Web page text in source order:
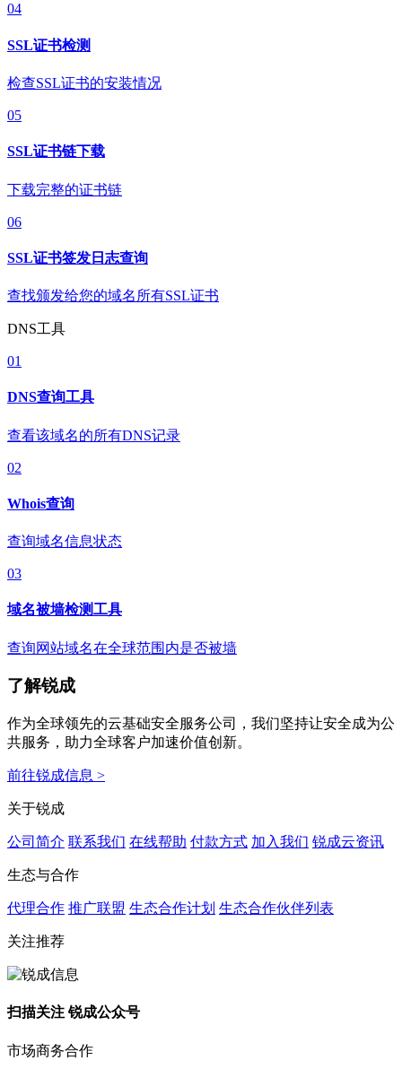
04
SSL证书检测
检查SSL证书的安装情况
05
SSL证书链下载
下载完整的证书链
06
SSL证书签发日志查询
查找颁发给您的域名所有SSL证书
DNS工具
01
DNS查询工具
查看该域名的所有DNS记录
02
Whois查询
查询域名信息状态
03
域名被墙检测工具
查询网站域名在全球范围内是否被墙
了解锐成
作为全球领先的云基础安全服务公司，我们坚持让安全成为公
共服务，助力全球客户加速价值创新。
前往锐成信息 >
关于锐成
公司简介 联系我们 在线帮助 付款方式 加入我们 锐成云资讯
生态与合作
代理合作 推广联盟 生态合作计划 生态合作伙伴列表
关注推荐
扫描关注 锐成公众号
市场商务合作